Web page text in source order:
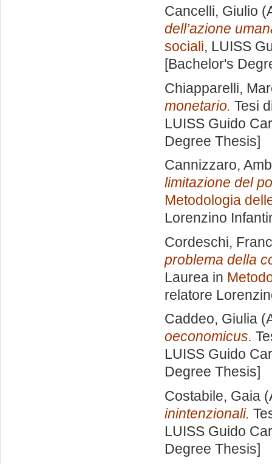
Cancelli, Giulio
dell’azione
sociali, LUISS
[Bachelor's
Chiapparelli,
monetario. Tesi
LUISS Guido
Degree Thesis]
Cannizzaro,
limitazione del
Metodologia
Lorenzino
Cordeschi,
problema della
Laurea in
relatore
Caddeo, Giulia
oeconomicus.
LUISS Guido
Degree Thesis]
Costabile, Gaia
inintenzionali.
LUISS Guido
Degree Thesis]